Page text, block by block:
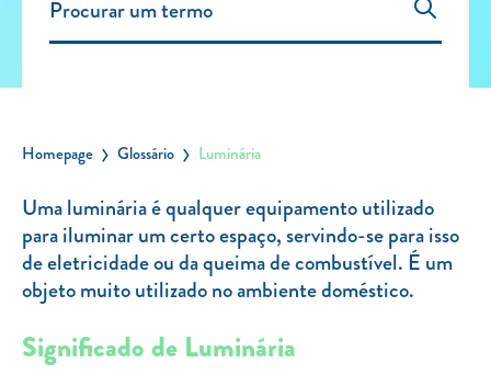
Carregar Fora de Casa
Leituras
Sobre nós
Contactos
FAQ
Blog
Mais informações
Homepage Glossário Luminária
Uma luminária é qualquer equipamento utilizado
para iluminar um certo espaço, servindo-se para isso
de eletricidade ou da queima de combustível. É um
objeto muito utilizado no ambiente doméstico.
Significado de Luminária